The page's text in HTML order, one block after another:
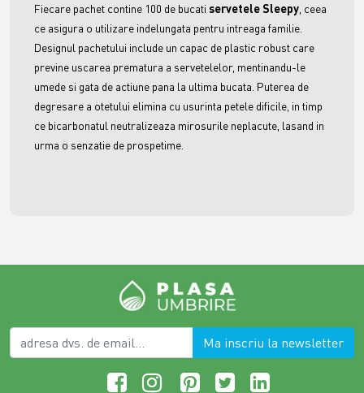
Fiecare pachet contine 100 de bucati servetele Sleepy , ceea
ce asigura o utilizare indelungata pentru intreaga familie.
Designul pachetului include un capac de plastic robust care
previne uscarea prematura a servetelelor, mentinandu-le
umede si gata de actiune pana la ultima bucata. Puterea de
degresare a otetului elimina cu usurinta petele dificile, in timp
ce bicarbonatul neutralizeaza mirosurile neplacute, lasand in
urma o senzatie de prospetime.
Ma inscriu la newsletter